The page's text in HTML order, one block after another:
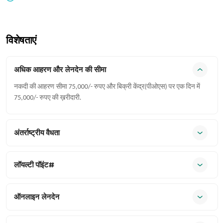
विशेषताएं
अधिक आहरण और लेनदेन की सीमा
नकदी की आहरण सीमा 75,000/- रुपए और बिक्री केंद्र(पीओएस) पर एक दिन में
75,000/- रुपए की ख़रीदारी.
अंतर्राष्ट्रीय वैधता
लॉयल्टी पॉइंट#
ऑनलाइन लेनदेन